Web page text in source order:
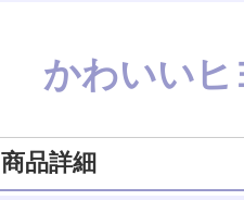
かわいい
商品詳細